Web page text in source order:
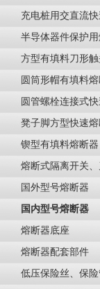
充电桩用交直流
半导体器件保护
方型有填料刀形
圆筒形帽有填料
圆管螺栓连接式
凳子脚方型快速熔
锲型有填料熔断器
熔断式隔离开关
国外型号熔断器
国内型号熔断器
熔断器底座
熔断器配套部件
低压保险丝、保